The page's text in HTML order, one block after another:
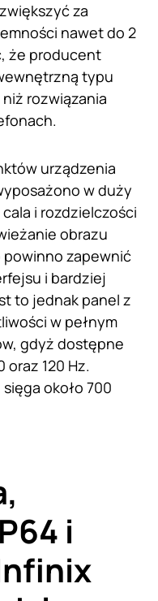
za
nawet do 2
że producent
typu
rozwiązania
urządzenia
w duży
i rozdzielczości
obrazu
powinno zapewnić
i bardziej
to jednak panel z
w pełnym
gdyż dostępne
120 Hz.
około 700
i